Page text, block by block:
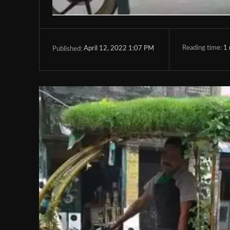
Published: April 12, 2022 1:07 PM Reading time: 1